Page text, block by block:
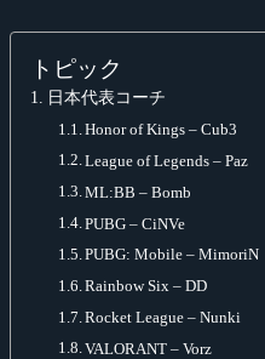
トピック
日本代表コーチ
Honor of Kings – Cub3
League of Legends – Paz
ML:BB – Bomb
PUBG – CiNVe
PUBG: Mobile – MimoriN
Rainbow Six – DD
Rocket League – Nunki
VALORANT – Vorz